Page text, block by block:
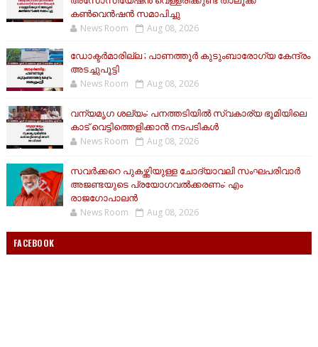
കൺവെൻഷൻ സമാപിച്ചു
News Room Aug 08, 2026
ഡോക്ടർമാരില്ല ; പാണത്തൂർ കുടുംബാരോഗ്യ കേന്ദ്രം
അടച്ചുപൂട്ടി
News Room Aug 08, 2026
വന്യമൃഗ ശല്യം: പനത്തടിയിൽ സ്വകാര്യ ഭൂമിയിലെ
കാട് വെട്ടിത്തെളിക്കാൻ നടപടികൾ
News Room Aug 08, 2026
സവർക്കറെ പുകഴ്ത്തിയുള്ള ചോദ്യാവലി സംഘപരിവാർ
അജണ്ടയുടെ പ്രയോഗവൽക്കരണം: എം
രാജഗോപാലൻ
News Room Aug 08, 2026
FACEBOOK